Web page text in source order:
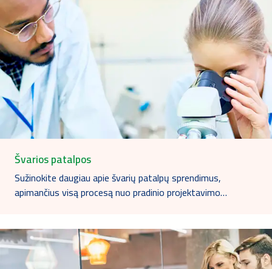
Švarios patalpos
Sužinokite daugiau apie švarių patalpų sprendimus,
apimančius visą procesą nuo pradinio projektavimo…